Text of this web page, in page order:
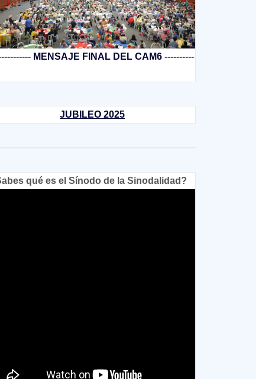
MENSAJE FINAL DEL CAM6 ----------
JUBILEO 2025
qué es el Sínodo de la Sinodalidad?